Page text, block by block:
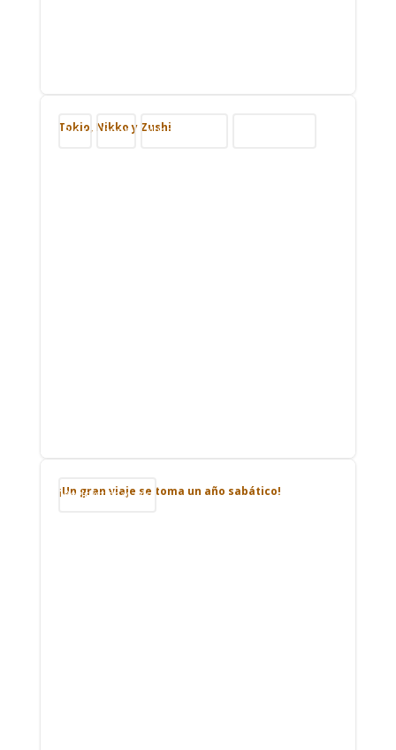
Blog Japón Nuestros viajes
Tokio, Nikko y Zushi
Podcast de viajes
¡Un gran viaje se toma un año sabático!